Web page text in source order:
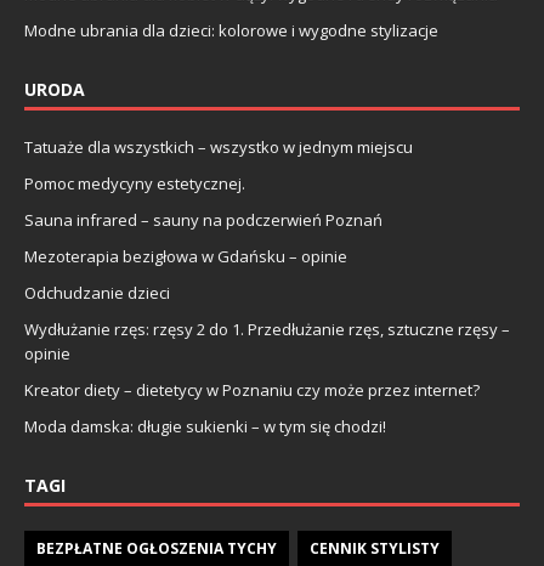
Modne ubrania dla dzieci: kolorowe i wygodne stylizacje
URODA
Tatuaże dla wszystkich – wszystko w jednym miejscu
Pomoc medycyny estetycznej.
Sauna infrared – sauny na podczerwień Poznań
Mezoterapia bezigłowa w Gdańsku – opinie
Odchudzanie dzieci
Wydłużanie rzęs: rzęsy 2 do 1. Przedłużanie rzęs, sztuczne rzęsy –
opinie
Kreator diety – dietetycy w Poznaniu czy może przez internet?
Moda damska: długie sukienki – w tym się chodzi!
TAGI
BEZPŁATNE OGŁOSZENIA TYCHY CENNIK STYLISTY